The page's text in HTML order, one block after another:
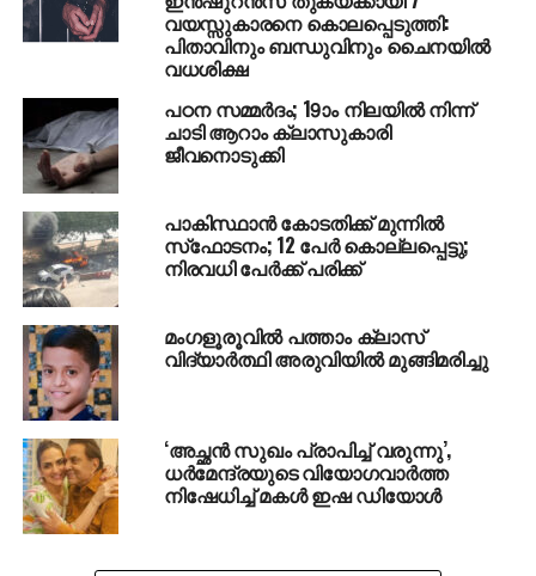
കൗമുദി ദിനപത്രത്തിലൂടെയാണ് അദ്ദേഹം
പത്രപ്രവര്‍ത്തനം തുടങ്ങിയത്. മലയാളരാജ്യം, കേരള
ജനത, കേരള കൗമുദി എന്നീ പത്രങ്ങളില്‍ പ്രവര്‍ത്തിച്ചു.
1975ല്‍ കലാകൗമുദി വാരികയില്‍ സഹപത്രാധിപരും
തുടര്‍ന്ന് പത്രാധിപരുമായി. 1997ല്‍ സമകാലിക
മലയാളം വാരിക പത്രാധിപരായി ചുമതലയേറ്റു. 2013
വരെ മലയാളം വാരികയില്‍ പ്രവര്‍ത്തിച്ചു.
കെ ബാലകൃഷ്ണന്‍ സ്മാരക പുരസ്‌കാരം, കെസി
സെബാസ്റ്റ്യന്‍ അവാര്‍ഡ്, കെ വിജയാഘവന്‍
അവാര്‍ഡ്, എംവി പൈലി ജേണലിസം അവാര്‍ഡ്,
സിഎച്ച് മുഹമ്മദ് കോയ പുരസ്‌കാരം എന്നിവ
ലഭിച്ചിട്ടുണ്ട്. കാഴ്ചയുടെ സത്യം എന്ന കൃതിക്ക് 2012ല്‍
കേരള ചലച്ചിത്ര അക്കാദമിയുടെ പുരസ്‌കാരം ലഭിച്ചു.
RELATED TOPICS:
വയസ്സുകാരനെ കൊലപ്പെടുത്തി:
പിതാവിനും ബന്ധുവിനും ചൈനയില്‍
വധശിക്ഷ
പഠന സമ്മര്‍ദം; 19ാം നിലയില്‍ നിന്ന്
ചാടി ആറാം ക്ലാസുകാരി
ജീവനൊടുക്കി
പാകിസ്ഥാന്‍ കോടതിക്ക് മുന്നില്‍
സ്‌ഫോടനം; 12 പേര്‍ കൊല്ലപ്പെട്ടു;
നിരവധി പേര്‍ക്ക് പരിക്ക്
മംഗളൂരൂവില്‍ പത്താം ക്ലാസ്
വിദ്യാര്‍ത്ഥി അരുവിയില്‍ മുങ്ങിമരിച്ചു
‘അച്ഛന്‍ സുഖം പ്രാപിച്ച് വരുന്നു’,
ധര്‍മേന്ദ്രയുടെ വിയോഗവാര്‍ത്ത
നിഷേധിച്ച് മകള്‍ ഇഷ ഡിയോള്‍